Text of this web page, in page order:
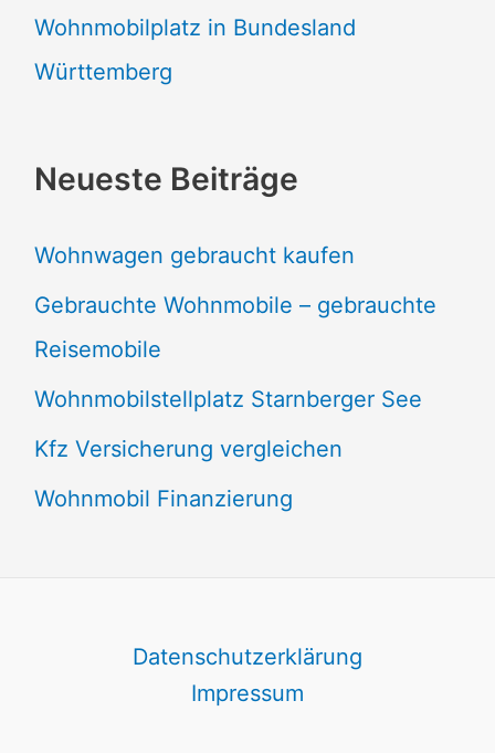
Wohnmobilplatz in Bundesland
Württemberg
Neueste Beiträge
Wohnwagen gebraucht kaufen
Gebrauchte Wohnmobile – gebrauchte
Reisemobile
Wohnmobilstellplatz Starnberger See
Kfz Versicherung vergleichen
Wohnmobil Finanzierung
Datenschutzerklärung
Impressum